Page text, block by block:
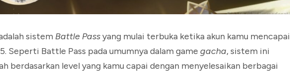
sistem Battle Passyang mulai terbuka ketika akun kamu mencapai
Seperti Battle Pass pada umumnya dalam game gacha, sistem ini
berdasarkan level yang kamu capai dengan menyelesaikan berbagai